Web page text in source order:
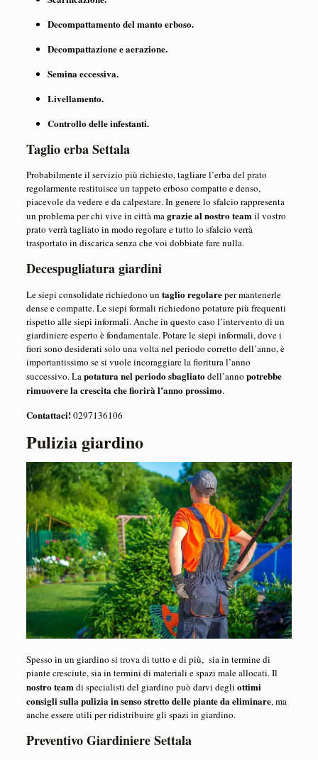
Decompattamento del manto erboso.
Decompattazione e aerazione.
Semina eccessiva.
Livellamento.
Controllo delle infestanti.
Taglio erba Settala
Probabilmente il servizio più richiesto, tagliare l’erba del prato
regolarmente restituisce un tappeto erboso compatto e denso,
piacevole da vedere e da calpestare. In genere lo sfalcio rappresenta
un problema per chi vive in città magrazie al nostro teamil vostro
prato verrà tagliato in modo regolare e tutto lo sfalcio verrà
trasportato in discarica senza che voi dobbiate fare nulla.
Decespugliatura giardini
Le siepi consolidate richiedono un taglio regolareper mantenerle
dense e compatte. Le siepi formali richiedono potature più frequenti
rispetto alle siepi informali. Anche in questo caso l’intervento di un
giardiniere esperto è fondamentale. Potare le siepi informali, dove i
fiori sono desiderati solo una volta nel periodo corretto dell’anno, è
importantissimo se si vuole incoraggiare la fioritura l’anno
successivo. Lapotatura nel periodo sbagliatodell’anno potrebbe
rimuovere la crescita che fiorirà l’anno prossimo.
Contattaci!0297136106
Pulizia giardino
Spesso in un giardino si trova di tutto e di più, sia in termine di
piante cresciute, sia in termini di materiali e spazi male allocati. Il
nostro teamdi specialisti del giardino può darvi degli ottimi
consigli sulla pulizia in senso stretto delle piante da eliminare, ma
anche essere utili per ridistribuire gli spazi in giardino.
Preventivo Giardiniere Settala